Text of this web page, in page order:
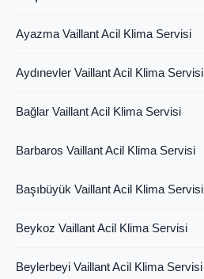
Ayazma Vaillant Acil Klima Servisi
Aydınevler Vaillant Acil Klima Servisi
Bağlar Vaillant Acil Klima Servisi
Barbaros Vaillant Acil Klima Servisi
Başıbüyük Vaillant Acil Klima Servisi
Beykoz Vaillant Acil Klima Servisi
Beylerbeyi Vaillant Acil Klima Servisi